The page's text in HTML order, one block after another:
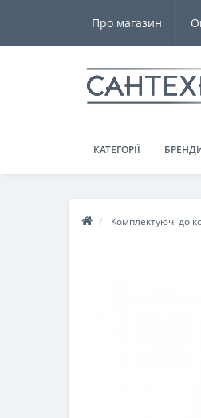
Про магазин
КАТЕГОРІЇ
Комплектуючі до